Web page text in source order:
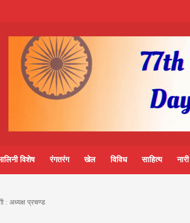
विशेष रंगतरंग खेल विविध साहित्य नारी
: अध्यक्ष प्रचण्ड